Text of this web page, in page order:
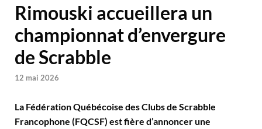
Rimouski accueillera un
championnat d’envergure
de Scrabble
12 mai 2026
La Fédération Québécoise des Clubs de Scrabble
Francophone (FQCSF) est fière d’annoncer une